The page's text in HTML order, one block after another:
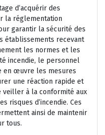
d’acquérir des
la réglementation
garantir la sécurité des
établissements recevant
les normes et les
incendie, le personnel
en œuvre les mesures
une réaction rapide et
veiller à la conformité aux
risques d’incendie. Ces
ainsi de maintenir
tous.